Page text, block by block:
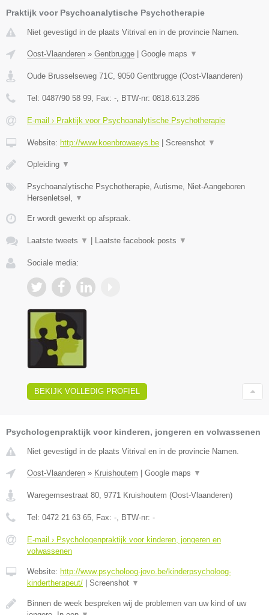
Praktijk voor Psychoanalytische Psychotherapie
Niet gevestigd in de plaats Vitrival en in de provincie Namen.
Oost-Vlaanderen » Gentbrugge Google maps ▼
Oude Brusselseweg 71C, 9050 Gentbrugge (Oost-Vlaanderen)
Tel: 0487/90 58 99, Fax: -, BTW-nr: 0818.613.286
E-mail › Praktijk voor Psychoanalytische Psychotherapie
Website: http://www.koenbrowaeys.be Screenshot ▼
Opleiding ▼
Psychoanalytische Psychotherapie, Autisme, Niet-Aangeboren
Hersenletsel, ▼
Er wordt gewerkt op afspraak.
Laatste tweets ▼ Laatste facebook posts ▼
Sociale media:
BEKIJK VOLLEDIG PROFIEL
Psychologenpraktijk voor kinderen, jongeren en volwassenen
Niet gevestigd in de plaats Vitrival en in de provincie Namen.
Oost-Vlaanderen » Kruishoutem Google maps ▼
Waregemsestraat 80, 9771 Kruishoutem (Oost-Vlaanderen)
Tel: 0472 21 63 65, Fax: -, BTW-nr: -
E-mail › Psychologenpraktijk voor kinderen, jongeren en
volwassenen
Website: http://www.psycholoog-jovo.be/kinderpsycholoog-
kindertherapeut/
Screenshot ▼
Binnen de week bespreken wij de problemen van uw kind of uw